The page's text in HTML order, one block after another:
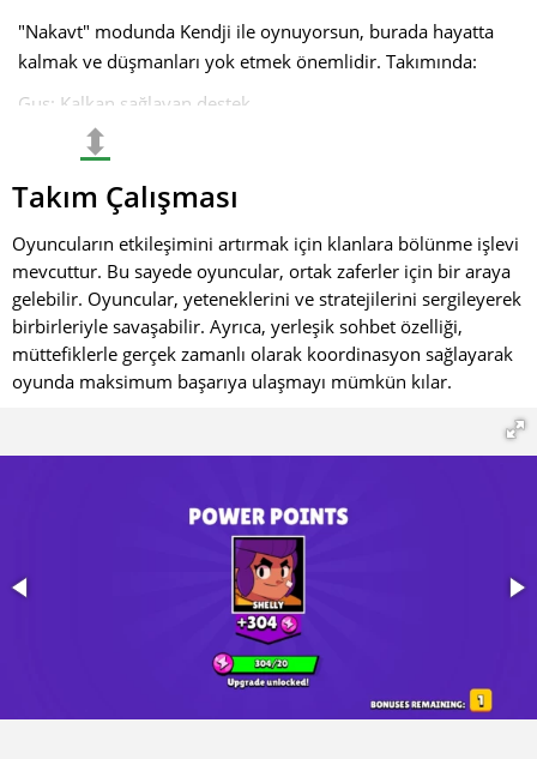
"Nakavt" modunda Kendji ile oynuyorsun, burada hayatta
kalmak ve düşmanları yok etmek önemlidir. Takımında:
Gus: Kalkan sağlayan destek.
Mortis: Düşmanları oyalamak için hareketli bir savaşçı.
Taktik
Raunt Başlangıcı:
Düşmanların erken saldırılarından kaçınmak için
siperlere yakın dur.
Gus, düşmanlara yaklaşmanı güvenli hale getirmek için
sana bir kalkan verir.
Ardından alan hasarı vermek için kesici darbe uygula.
Düşmanlar bir grup halinde toplandığında, Süper yeteneğini
etkinleştirerek toplu hasar ver. Hiperşarj sayesinde
düşmanları saldırının merkezine çekerek yok etme şansını
⬍
Takım Çalışması
Oyuncuların etkileşimini artırmak için klanlara bölünme işlevi
mevcuttur. Bu sayede oyuncular, ortak zaferler için bir araya
gelebilir. Oyuncular, yeteneklerini ve stratejilerini sergileyerek
birbirleriyle savaşabilir. Ayrıca, yerleşik sohbet özelliği,
müttefiklerle gerçek zamanlı olarak koordinasyon sağlayarak
oyunda maksimum başarıya ulaşmayı mümkün kılar.